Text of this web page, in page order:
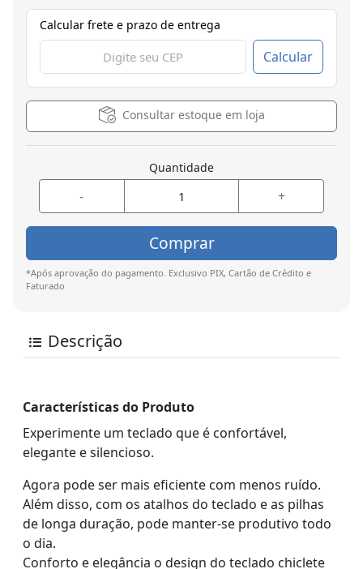
Calcular frete e prazo de entrega
Calcular
Consultar estoque em loja
Quantidade
- +
Comprar
*Após aprovação do pagamento. Exclusivo PIX, Cartão de Crédito e
Faturado
Descrição
Características do Produto
Experimente um teclado que é confortável,
elegante e silencioso.
Agora pode ser mais eficiente com menos ruído.
Além disso, com os atalhos do teclado e as pilhas
de longa duração, pode manter-se produtivo todo
o dia.
Conforto e elegância o design do teclado chiclete